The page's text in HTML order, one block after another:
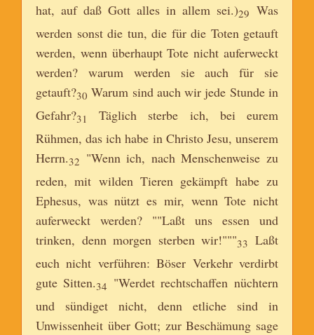
hat, auf daß Gott alles in allem sei.)29 Was
werden sonst die tun, die für die Toten getauft
werden, wenn überhaupt Tote nicht auferweckt
werden? warum werden sie auch für sie
getauft?30 Warum sind auch wir jede Stunde in
Gefahr?31
Täglich sterbe ich, bei eurem
Rühmen, das ich habe in Christo Jesu, unserem
Herrn.32 "Wenn ich, nach Menschenweise zu
reden, mit wilden Tieren gekämpft habe zu
Ephesus, was nützt es mir, wenn Tote nicht
auferweckt werden? ""Laßt uns essen und
trinken, denn morgen sterben wir!"""33 Laßt
euch nicht verführen: Böser Verkehr verdirbt
gute Sitten.34 "Werdet rechtschaffen nüchtern
und sündiget nicht, denn etliche sind in
Unwissenheit über Gott; zur Beschämung sage